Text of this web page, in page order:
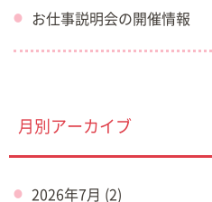
お仕事説明会の開催情報
月別アーカイブ
2026年7月 (2)